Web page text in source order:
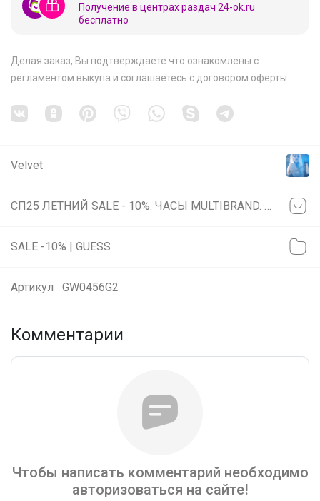
Получение в центрах раздач 24-ok.ru
бесплатно
Делая заказ, Вы подтверждаете что ознакомлены с
регламентом выкупа и соглашаетесь с договором оферты
Velvet
SALE -10% | GUESS
Артикул GW0456G2
Комментарии
Чтобы написать комментарий необходимо
авторизоваться на сайте!